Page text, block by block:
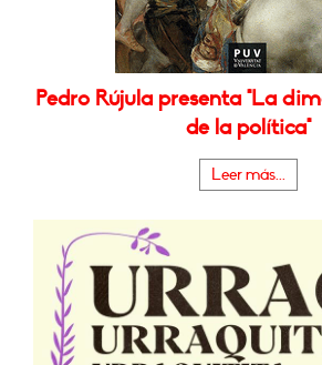
Pedro Rújula presenta "La
de la política"
Leer más...